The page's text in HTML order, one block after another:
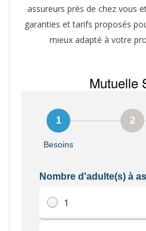
assureurs près de chez vous
garanties et tarifs proposés
mieux adapté à votre